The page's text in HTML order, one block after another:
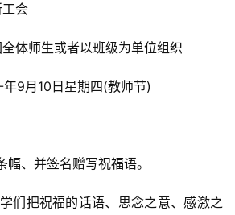
会
体师生或者以班级为单位组织
9月10日星期四(教师节)
幅、并签名赠写祝福语。
们把祝福的话语、思念之意、感激之